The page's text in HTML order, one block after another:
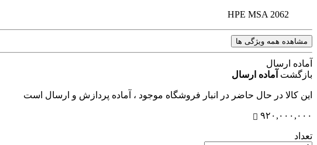
HPE MSA 2062
مشاهده همه ویژگی ها
آماده ارسال
بازگشت آماده ارسال
این کالا در حال حاضر در انبار فروشگاه موجود ، آماده پردازش و ارسال است
۹۲۰,۰۰۰,۰۰۰
تعداد